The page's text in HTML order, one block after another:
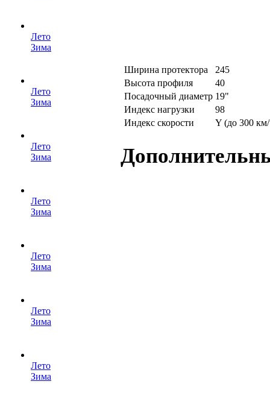
Лето
Зима
Лето
Зима
Лето
Зима
Лето
Зима
Лето
Зима
Лето
Зима
Лето
Зима
Ширина протектора
245
Высота профиля
40
Посадочный диаметр 19"
Индекс нагрузки
98
Индекс скорости
Y (до 300